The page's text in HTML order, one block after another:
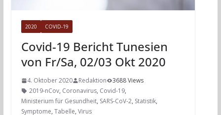
2020 COVID-19
Covid-19 Bericht Tunesien
von Fr/Sa, 02/03 Okt 2020
4. Oktober 2020 Redaktion
3688 Views
2019-nCov, Coronavirus, Covid-19,
Ministerium für Gesundheit, SARS-CoV-2, Statistik,
Symptome, Tabelle, Virus